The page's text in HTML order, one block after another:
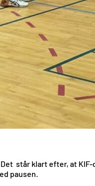
står klart efter, at
pausen.